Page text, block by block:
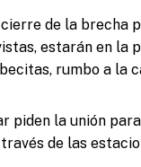
de la brecha
estarán en la
rumbo a la
piden la unión
de las